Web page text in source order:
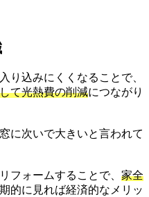
り込みにくくなることで、
て光熱費の削減につながり
に次いで大きいと言われて
フォームすることで、 家全
的に見れば経済的なメリッ